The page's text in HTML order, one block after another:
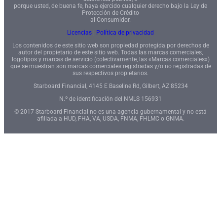
porque usted, de buena fe, haya ejercido cualquier derecho bajo la Ley de
Protección de Crédito
al Consumidor.
Licencias
Política de privacidad
Los contenidos de este sitio web son propiedad protegida por derechos de
autor del propietario de este sitio web. Todas las marcas comerciales,
logotipos y marcas de servicio (colectivamente, las «Marcas comerciales»)
que se muestran son marcas comerciales registradas y/o no registradas de
sus respectivos propietarios.
Starboard Financial, 4145 E Baseline Rd, Gilbert, AZ 85234
N.º de identificación del NMLS 156931
© 2017 Starboard Financial no es una agencia gubernamental y no está
afiliada a HUD, FHA, VA, USDA, FNMA, FHLMC o GNMA.